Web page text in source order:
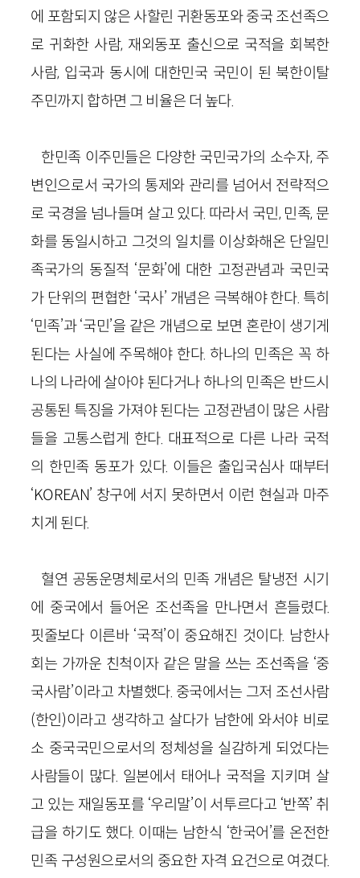
에 포함되지 않은 사할린 귀환동포와 중국 조선족으
로 귀화한 사람, 재외동포 출신으로 국적을 회복한
사람, 입국과 동시에 대한민국 국민이 된 북한이탈
주민까지 합하면 그 비율은 더 높다.
한민족 이주민들은 다양한 국민국가의 소수자, 주
변인으로서 국가의 통제와 관리를 넘어서 전략적으
로 국경을 넘나들며 살고 있다. 따라서 국민, 민족, 문
화를 동일시하고 그것의 일치를 이상화해온 단일민
족국가의 동질적 ‘문화’에 대한 고정관념과 국민국
가 단위의 편협한 ‘국사’ 개념은 극복해야 한다. 특히
‘민족’과 ‘국민’을 같은 개념으로 보면 혼란이 생기게
된다는 사실에 주목해야 한다. 하나의 민족은 꼭 하
나의 나라에 살아야 된다거나 하나의 민족은 반드시
공통된 특징을 가져야 된다는 고정관념이 많은 사람
들을 고통스럽게 한다. 대표적으로 다른 나라 국적
의 한민족 동포가 있다. 이들은 출입국심사 때부터
‘KOREAN’ 창구에 서지 못하면서 이런 현실과 마주
치게 된다.
혈연 공동운명체로서의 민족 개념은 탈냉전 시기
에 중국에서 들어온 조선족을 만나면서 흔들렸다.
핏줄보다 이른바 ‘국적’이 중요해진 것이다. 남한사
회는 가까운 친척이자 같은 말을 쓰는 조선족을 ‘중
국사람’이라고 차별했다. 중국에서는 그저 조선사람
(한인)이라고 생각하고 살다가 남한에 와서야 비로
소 중국국민으로서의 정체성을 실감하게 되었다는
사람들이 많다. 일본에서 태어나 국적을 지키며 살
고 있는 재일동포를 ‘우리말’이 서투르다고 ‘반쪽’ 취
급을 하기도 했다. 이때는 남한식 ‘한국어’를 온전한
민족 구성원으로서의 중요한 자격 요건으로 여겼다.